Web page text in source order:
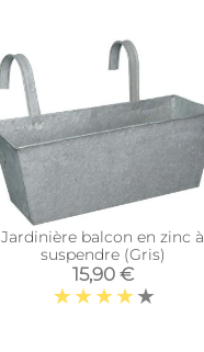
Jardinière balcon en zinc à
suspendre (Gris)
15,90 €